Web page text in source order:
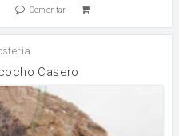
Comentar
Casero